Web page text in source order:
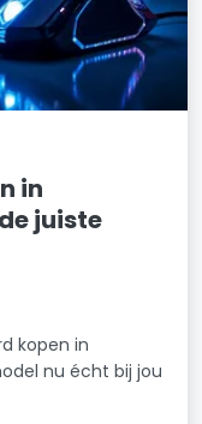
in
juiste
kopen in
nu écht bij jou